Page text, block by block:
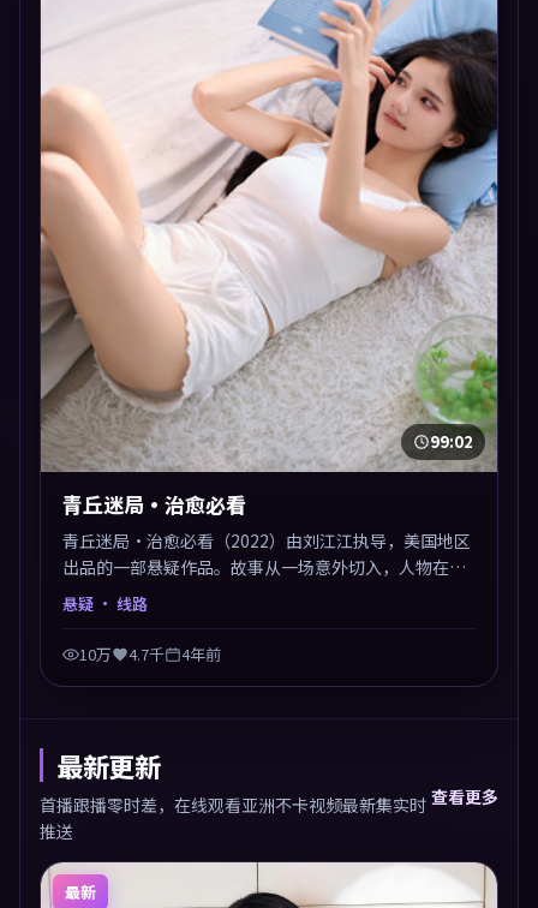
99:02
青丘迷局·治愈必看
青丘迷局·治愈必看（2022）由刘江江执导，美国地区
出品的一部悬疑作品。故事从一场意外切入，人物在道
德与生存之间反复摇摆，叙事层层推进，情绪克制而有
悬疑 · 线路
10万 4.7千 4年前
最新更新
首播跟播零时差，在线观看亚洲不卡视频最新集实时
推送
查看更多
最新